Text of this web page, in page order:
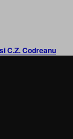
C.Z. Codreanu